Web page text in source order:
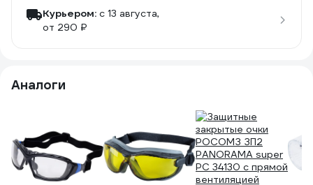
Курьером: c 13 августа,
от 290 ₽
Аналоги